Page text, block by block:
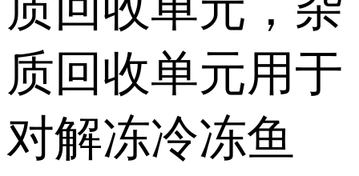
质回收单元用于
对解冻冷冻鱼